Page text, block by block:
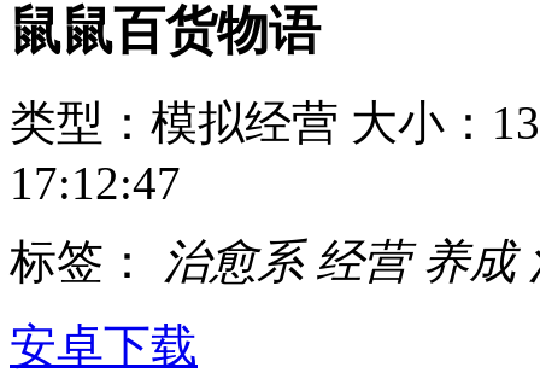
鼠鼠百货物语
类型：模拟经营 大小：
17:12:47
标签： 治愈系 经营 养成
安卓下载